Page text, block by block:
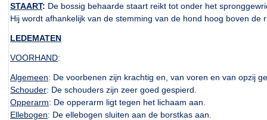
STAART: De bossig behaarde staart reikt tot onder het
Hij wordt afhankelijk van de stemming van de hond hoog boven de
LEDEMATEN
VOORHAND:
Algemeen: De voorbenen zijn krachtig en, van voren en van opzij
Schouder: De schouders zijn zeer goed gespierd.
Opperarm: De opperarm ligt tegen het lichaam aan.
Ellebogen: De ellebogen sluiten aan de borstkas aan.